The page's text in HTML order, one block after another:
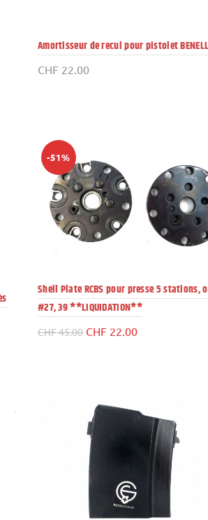
Amortisseur de recul pour pistolet
CHF 22.00
-51%
Shell Plate RCBS pour presse 5 stations,
#27, 39 **LIQUIDATION**
CHF45.00 Le
CHF 45.00.
CHF 22.00Le